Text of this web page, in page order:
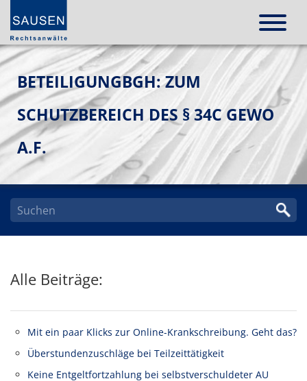
BETEILIGUNGBGH: ZUM
SCHUTZBEREICH DES § 34C GEWO
A.F.
Alle Beiträge:
Mit ein paar Klicks zur Online-Krankschreibung. Geht das?
Überstundenzuschläge bei Teilzeittätigkeit
Keine Entgeltfortzahlung bei selbstverschuldeter AU